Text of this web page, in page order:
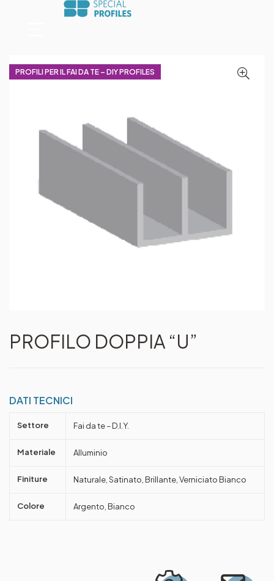
PROFILO DOPPIA “U”
PROFILI PER IL FAI DA TE – DIY PROFILES
DATI TECNICI
Settore Fai da te – D.I.Y.
Materiale Alluminio
Finiture Naturale, Satinato, Brillante, Verniciato Bianco
Colore Argento, Bianco